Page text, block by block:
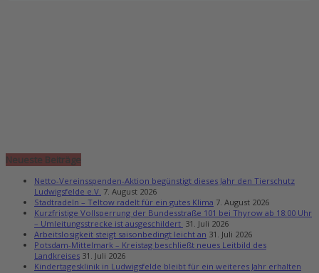
Neueste Beiträge
Netto-Vereinsspenden-Aktion begünstigt dieses Jahr den Tierschutz
Ludwigsfelde e.V. 7. August 2026
Stadtradeln – Teltow radelt für ein gutes Klima 7. August 2026
Kurzfristige Vollsperrung der Bundesstraße 101 bei Thyrow ab 18:00 Uhr
– Umleitungsstrecke ist ausgeschildert 31. Juli 2026
Arbeitslosigkeit steigt saisonbedingt leicht an 31. Juli 2026
Potsdam-Mittelmark – Kreistag beschließt neues Leitbild des
Landkreises 31. Juli 2026
Kindertagesklinik in Ludwigsfelde bleibt für ein weiteres Jahr erhalten